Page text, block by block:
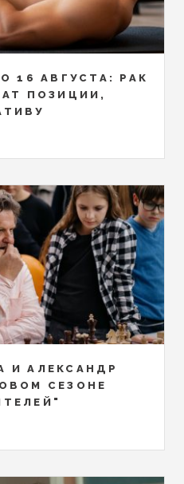
16 АВГУСТА: РАК
ПОЗИЦИИ,
И АЛЕКСАНДР
СЕЗОНЕ